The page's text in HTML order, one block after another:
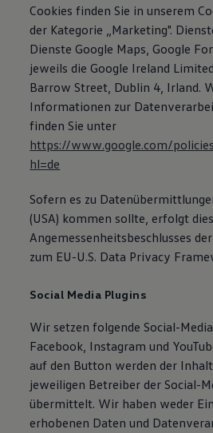
Cookies finden Sie in unserem
der Kategorie „Marketing".
Dienste Google Maps, Google
jeweils die Google Ireland
Barrow Street, Dublin 4, Irland.
Informationen zur
finden Sie unter
https://www.google.com/
hl=de
Sofern es zu
(USA) kommen sollte, erfolgt
Angemessenheitsbeschlusses
zum EU-U.S. Data Privacy
Social Media Plugins
Wir setzen folgende Social-
Facebook, Instagram und
auf den Button werden der
jeweiligen Betreiber der Social-
übermittelt. Wir haben weder
erhobenen Daten und